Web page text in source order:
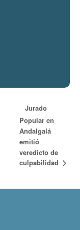
Jurado
Popular en
Andalgalá
emitió
veredicto de
culpabilidad